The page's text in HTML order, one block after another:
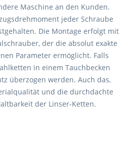
Maschine an den Kunden.
jeder Schraube
Die Montage erfolgt mit
der die absolut exakte
Parameter ermöglicht. Falls
in einem Tauchbecken
überzogen werden. Auch das,
und die durchdachte
der Linser-Ketten.